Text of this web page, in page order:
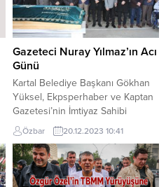
Siyaset, akademi, medya, sivil
toplum kuruluşları, gazeteciler,
yazarlar ve sanat dünyasından
isimlerin katıldığı programda,
Cumhuriyetin temel değerleri ve
millî irade vurgusu...
Gazeteci Nuray Yılmaz’ın Acı
Günü
Kartal Belediye Başkanı Gökhan
Yüksel, Ekpsperhaber ve Kaptan
Gazetesi’nin İmtiyaz Sahibi
Gazeteci Nuray Yılmaz’ın teyzesi,
merhum Ayşe Kartal’ın cenaze
törenine katıldı. Başkan Yüksel,
Kartal Cemevi’de yapılan cenaze
töreninde merhumenin ailesine
Özbar 20.12.2023 10:41